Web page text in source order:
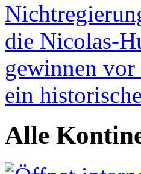
die Nicolas-
gewinnen vor
ein
Alle